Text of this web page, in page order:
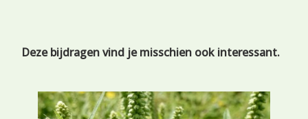
Deze bijdragen vind je misschien ook interessant.